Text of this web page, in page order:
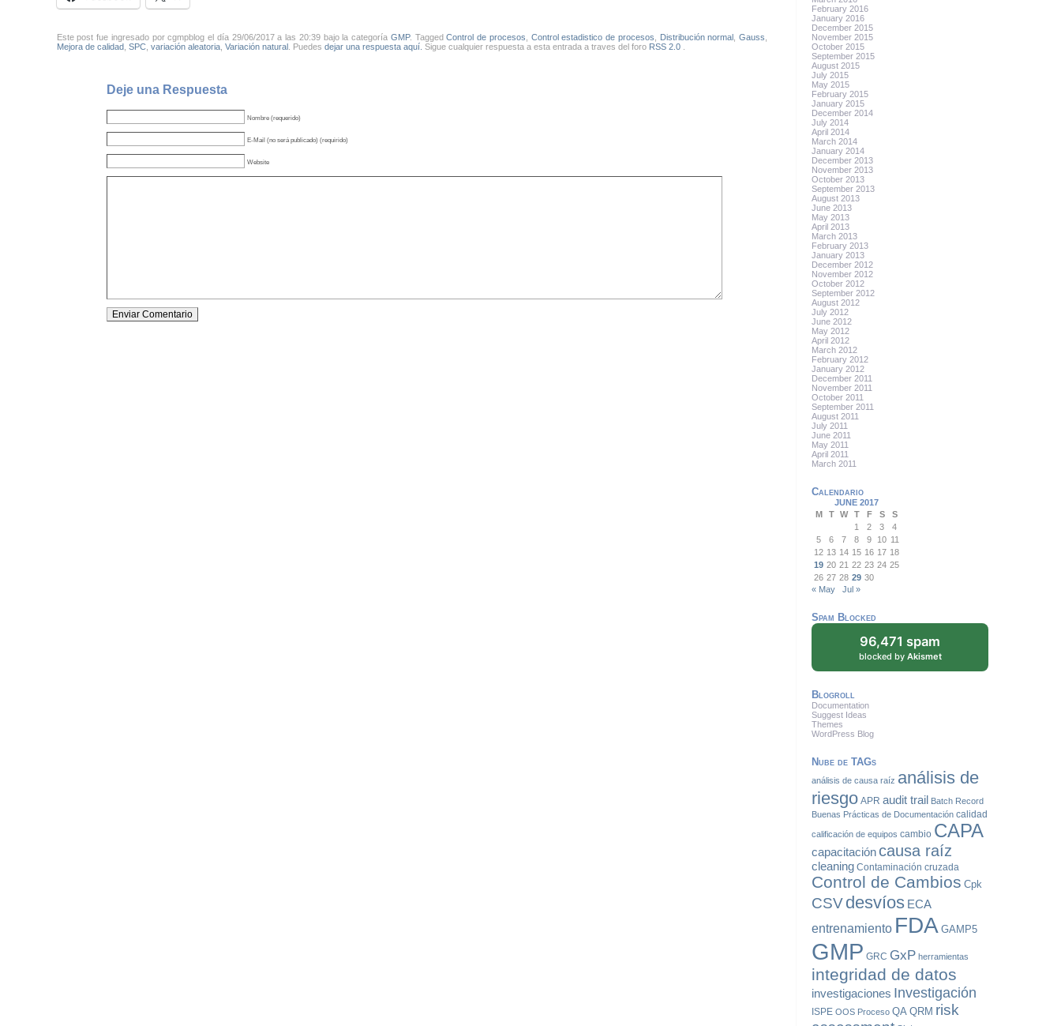
Este post fue ingresado por cgmpblog el día 29/06/2017 a las 20:39 bajo la categoría GMP. TaggedControl de procesos Control estadistico de procesos Distribución normal ,Gauss
Mejora de calidad, SPC, variación aleatoria, Variación natural. Puedes dejar una respuesta aquí. Sigue cualquier respuesta a esta entrada a traves del foro RSS 2.0.
Deje una Respuesta
Nombre (requerido)
E-Mail (no será publicado) (requirido)
Website
February 2016
January 2016
December 2015
November 2015
October 2015
September 2015
August 2015
July 2015
May 2015
February 2015
January 2015
December 2014
July 2014
April 2014
March 2014
January 2014
December 2013
November 2013
October 2013
September 2013
August 2013
June 2013
May 2013
April 2013
March 2013
February 2013
January 2013
December 2012
November 2012
October 2012
September 2012
August 2012
July 2012
June 2012
May 2012
April 2012
March 2012
February 2012
January 2012
December 2011
November 2011
October 2011
September 2011
August 2011
July 2011
June 2011
May 2011
April 2011
March 2011
Calendario
JUNE 2017
M
T W T F S
S
1
2 3
4
5
6 7 8 9 10 11
12 13 14 15 16 17 18
19 20 21 22 23 24 25
26 27 28 29 30
« May
Jul »
Spam Blocked
96,471 spam
blocked by Akismet
Blogroll
Documentation
Suggest Ideas
Themes
WordPress Blog
Nube de TAGs
análisis de causa raíz análisis de
riesgo APR audit trail Batch Record
Buenas Prácticas de Documentación calidad
calificación de equipos cambio CAPA
capacitacióncausa raíz
cleaning Contaminación cruzada
Control de Cambios Cpk
CSVdesvíos ECA
entrenamiento FDA GAMP5
GMP GRC GxP herramientas
integridad de datos
investigaciones Investigación
ISPE OOS Proceso QA QRM risk